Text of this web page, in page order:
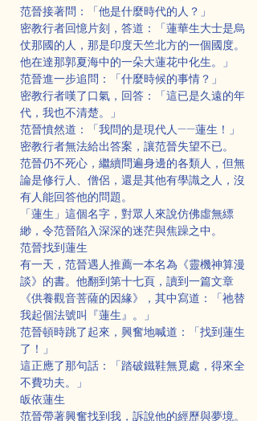
范晉接著問：「他是什麼時代的人？」
密教行者回憶片刻，答道：「蓮華生大士是烏
仗那國的人，那是印度天竺北方的一個國度。
他在達那郭夏海中的一朵大蓮花中化生。」
范晉進一步追問：「什麼時候的事情？」
密教行者嘆了口氣，回答：「這已是久遠的年
代，我也不清楚。」
范晉憤然道：「我問的是現代人——蓮生！」
密教行者無法給出答案，讓范晉失望不已。
范晉仍不死心，繼續問遍身邊的各類人，但無
論是修行人、僧侶，還是其他有學識之人，沒
有人能回答他的問題。
「蓮生」這個名字，對眾人來說仿佛虛無縹
緲，令范晉陷入深深的迷茫與焦躁之中。
范晉找到蓮生
有一天，范晉遇人推薦一本名為《靈機神算漫
談》的書。他翻到第十七頁，讀到一篇文章
《供養觀音菩薩的因緣》，其中寫道：「祂替
我起個法號叫『蓮生』。」
范晉頓時跳了起來，興奮地喊道：「找到蓮生
了！」
這正應了那句話：「踏破鐵鞋無覓處，得來全
不費功夫。」
皈依蓮生
范晉帶著興奮找到我，訴說他的經歷與夢境。